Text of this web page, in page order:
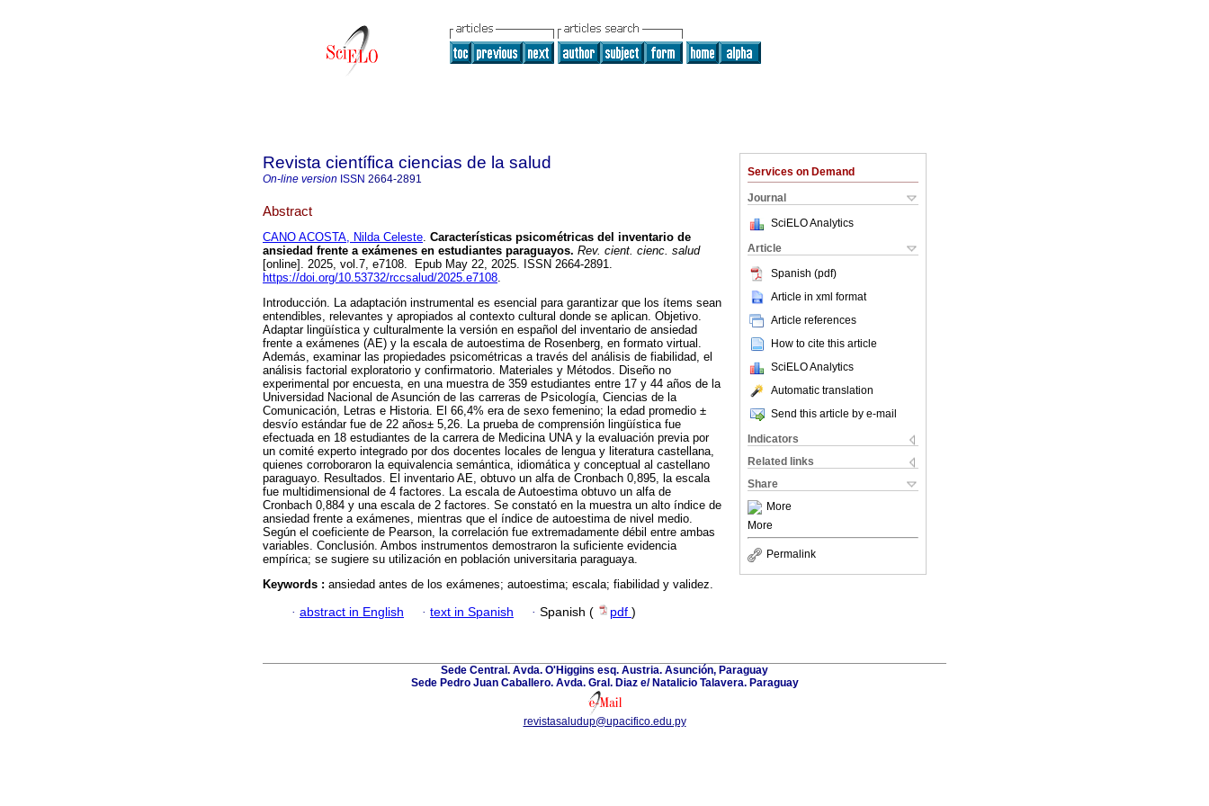
Services on Demand
Journal
SciELO Analytics
Article
Spanish (pdf)
Article in xml format
Article references
How to cite this article
SciELO Analytics
Automatic translation
Send this article by e-mail
Indicators
Related links
Share
More
More
Permalink
Revista científica ciencias de la salud
On-line version ISSN 2664-2891
Abstract
CANO ACOSTA, Nilda Celeste. Características psicométricas del inventario de
ansiedad frente a exámenes en estudiantes paraguayos. Rev. cient. cienc. salud
[online]. 2025, vol.7, e7108. Epub May 22, 2025. ISSN 2664-2891.
https://doi.org/10.53732/rccsalud/2025.e7108.
Introducción. La adaptación instrumental es esencial para garantizar que los ítems sean
entendibles, relevantes y apropiados al contexto cultural donde se aplican. Objetivo.
Adaptar lingüística y culturalmente la versión en español del inventario de ansiedad
frente a exámenes (AE) y la escala de autoestima de Rosenberg, en formato virtual.
Además, examinar las propiedades psicométricas a través del análisis de fiabilidad, el
análisis factorial exploratorio y confirmatorio. Materiales y Métodos. Diseño no
experimental por encuesta, en una muestra de 359 estudiantes entre 17 y 44 años de la
Universidad Nacional de Asunción de las carreras de Psicología, Ciencias de la
Comunicación, Letras e Historia. El 66,4% era de sexo femenino; la edad promedio ±
desvío estándar fue de 22 años± 5,26. La prueba de comprensión lingüística fue
efectuada en 18 estudiantes de la carrera de Medicina UNA y la evaluación previa por
un comité experto integrado por dos docentes locales de lengua y literatura castellana,
quienes corroboraron la equivalencia semántica, idiomática y conceptual al castellano
paraguayo. Resultados. El inventario AE, obtuvo un alfa de Cronbach 0,895, la escala
fue multidimensional de 4 factores. La escala de Autoestima obtuvo un alfa de
Cronbach 0,884 y una escala de 2 factores. Se constató en la muestra un alto índice de
ansiedad frente a exámenes, mientras que el índice de autoestima de nivel medio.
Según el coeficiente de Pearson, la correlación fue extremadamente débil entre ambas
variables. Conclusión. Ambos instrumentos demostraron la suficiente evidencia
empírica; se sugiere su utilización en población universitaria paraguaya.
Keywords : ansiedad antes de los exámenes; autoestima; escala; fiabilidad y validez.
· abstract in English · text in Spanish · Spanish ( pdf )
Sede Central. Avda. O'Higgins esq. Austria. Asunción, Paraguay
Sede Pedro Juan Caballero. Avda. Gral. Diaz e/ Natalicio Talavera. Paraguay
revistasaludup@upacifico.edu.py